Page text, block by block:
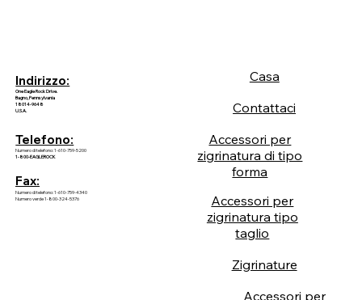
Indirizzo:
One Eagle Rock Drive.
Bagno, Pennsylvania
18014-9648
U.S.A.
Telefono:
Numero di telefono: 1-610-759-5200
1-800-EAGLEROCK
Fax:
Numero di telefono: 1-610-759-4340
Numero verde 1-800-324-5376
Casa
Contattaci
Accessori per
zigrinatura di tipo
forma
Accessori per
zigrinatura tipo
taglio
Zigrinature
Accessori per